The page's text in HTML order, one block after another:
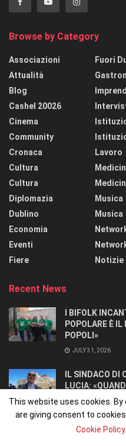
Browse by Category
Associazioni
Attualità
Blog
Cashel 20026
Cinema
Community
Cronaca
Cultura
Cultura
Diplomazia
Dublino
Economia
Eventi
Fiere
Fuori
Lavoro
Musica
Musica
Notizie
Recent News
I BIFOLK
POPOLARE È
POPOLI»
JULY 31, 2026
IL SINDACO DI
LUCIA:
TORNARE A
JULY 27, 2026
This website uses cookies.
are giving consent to
Cookie Policy.